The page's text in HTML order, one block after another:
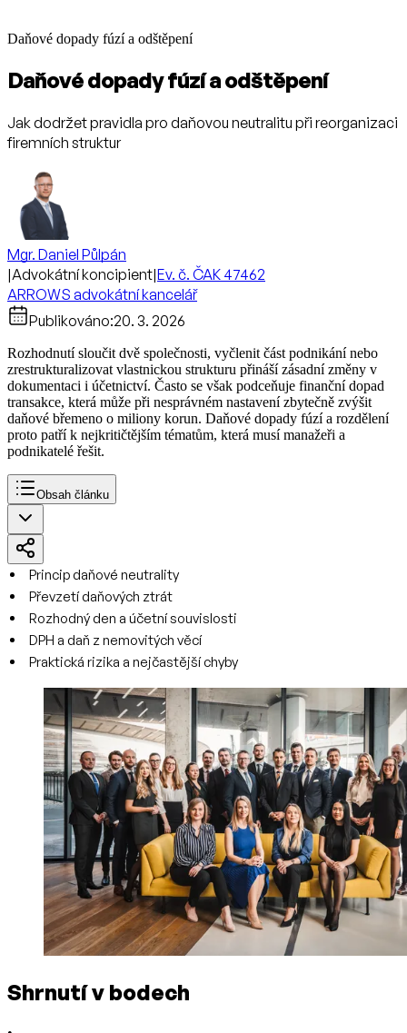
Daňové dopady fúzí a odštěpení
Daňové dopady fúzí a odštěpení
Jak dodržet pravidla pro daňovou neutralitu při reorganizaci
firemních struktur
Mgr. Daniel Půlpán
|Advokátní koncipient|Ev. č. ČAK 47462
ARROWS advokátní kancelář
Publikováno:20. 3. 2026
Rozhodnutí sloučit dvě společnosti, vyčlenit část podnikání nebo
zrestrukturalizovat vlastnickou strukturu přináší zásadní změny v
dokumentaci i účetnictví. Často se však podceňuje finanční dopad
transakce, která může při nesprávném nastavení zbytečně zvýšit
daňové břemeno o miliony korun. Daňové dopady fúzí a rozdělení
proto patří k nejkritičtějším tématům, která musí manažeři a
podnikatelé řešit.
Obsah článku
Princip daňové neutrality
Převzetí daňových ztrát
Rozhodný den a účetní souvislosti
DPH a daň z nemovitých věcí
Praktická rizika a nejčastější chyby
Shrnutí v bodech